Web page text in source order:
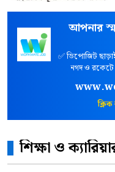
আপনার
✅ ডিপোজিট
নগদ ও রকেটে
শিক্ষা ও